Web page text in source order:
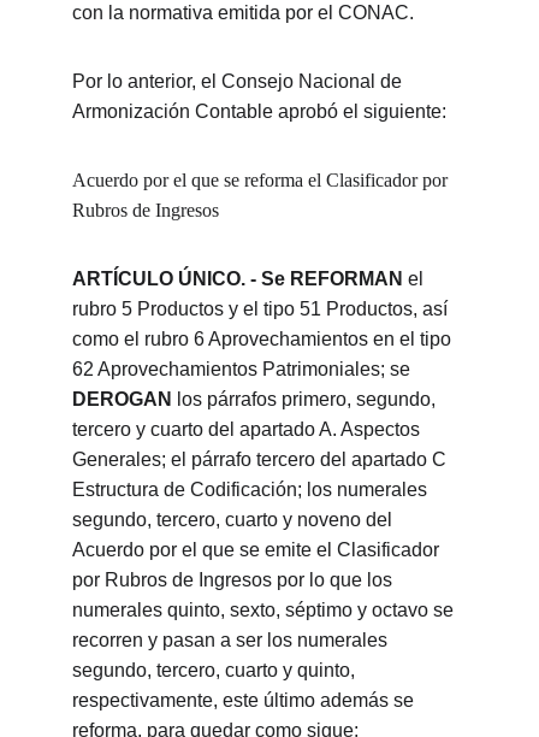
con la normativa emitida por el CONAC.
Por lo anterior, el Consejo Nacional de
Armonización Contable aprobó el siguiente:
Acuerdo por el que se reforma el Clasificador por
Rubros de Ingresos
ARTÍCULO ÚNICO. - Se REFORMAN el
rubro 5 Productos y el tipo 51 Productos, así
como el rubro 6 Aprovechamientos en el tipo
62 Aprovechamientos Patrimoniales; se
DEROGAN
los párrafos primero, segundo,
tercero y cuarto del apartado A. Aspectos
Generales; el párrafo tercero del apartado C
Estructura de Codificación; los numerales
segundo, tercero, cuarto y noveno del
Acuerdo por el que se emite el Clasificador
por Rubros de Ingresos por lo que los
numerales quinto, sexto, séptimo y octavo se
recorren y pasan a ser los numerales
segundo, tercero, cuarto y quinto,
respectivamente, este último además se
reforma, para quedar como sigue: